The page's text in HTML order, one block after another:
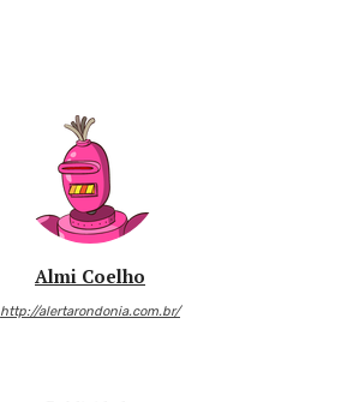
Almi Coelho
http://alertarondonia.com.br/